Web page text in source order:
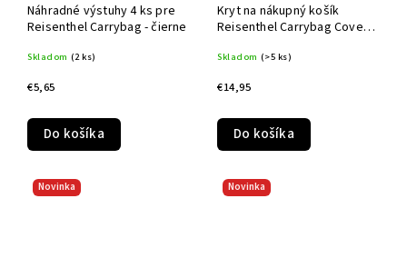
Náhradné výstuhy 4 ks pre
Reisenthel Carrybag - čierne
Skladom (2 ks)
€5,65
Do košíka
Kryt na nákupný košík
Reisenthel Carrybag Cover
Skladom (>5 ks)
€14,95
Do košíka
Novinka Novinka